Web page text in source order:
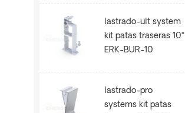
lastrado-ult system
kit patas traseras 10°
ERK-BUR-10
lastrado-pro
systems kit patas